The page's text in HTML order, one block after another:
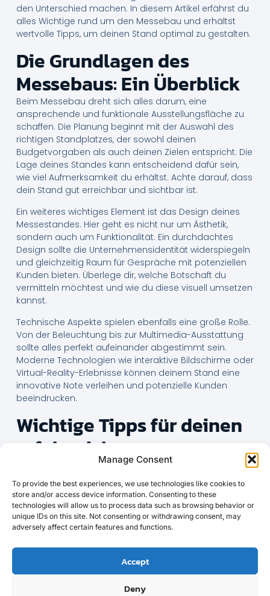
Manage Consent
To provide the best experiences, we use technologies like cookies to
store and/or access device information. Consenting to these
technologies will allow us to process data such as browsing behavior or
unique IDs on this site. Not consenting or withdrawing consent, may
adversely affect certain features and functions.
Accept
Deny
den Unterschied machen. In diesem Artikel erfährst du
alles Wichtige rund um den Messebau und erhältst
wertvolle Tipps, um deinen Stand optimal zu gestalten.
Die Grundlagen des
Messebaus: Ein Überblick
Beim Messebau dreht sich alles darum, eine
ansprechende und funktionale Ausstellungsfläche zu
schaffen. Die Planung beginnt mit der Auswahl des
richtigen Standplatzes, der sowohl deinen
Budgetvorgaben als auch deinen Zielen entspricht. Die
Lage deines Standes kann entscheidend dafür sein,
wie viel Aufmerksamkeit du erhältst. Achte darauf, dass
dein Stand gut erreichbar und sichtbar ist.
Ein weiteres wichtiges Element ist das Design deines
Messestandes. Hier geht es nicht nur um Ästhetik,
sondern auch um Funktionalität. Ein durchdachtes
Design sollte die Unternehmensidentität widerspiegeln
und gleichzeitig Raum für Gespräche mit potenziellen
Kunden bieten. Überlege dir, welche Botschaft du
vermitteln möchtest und wie du diese visuell umsetzen
kannst.
Technische Aspekte spielen ebenfalls eine große Rolle.
Von der Beleuchtung bis zur Multimedia-Ausstattung
sollte alles perfekt aufeinander abgestimmt sein.
Moderne Technologien wie interaktive Bildschirme oder
Virtual-Reality-Erlebnisse können deinem Stand eine
innovative Note verleihen und potenzielle Kunden
beeindrucken.
Wichtige Tipps für deinen
erfolgreichen
Messeauftritt
Ein erfolgreicher Messeauftritt beginnt mit einer
gründlichen Vorbereitung. Recherchiere im Vorfeld,
welche Messen für dich relevant sind und wer dein
Zielpublikum ist. Eine klare Zielsetzung hilft dir, die
zusammenzustellen, das deinen Stand betreut und
professionell mit den Besuchern interagiert.